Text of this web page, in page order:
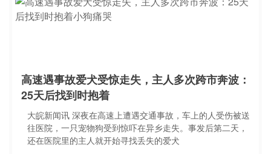
高速遇事故爱犬受惊走失，主人多次跨市奔波：
25天后找到时抱着
大皖新闻讯 深夜在高速上遭遇交通事故，车上的人受伤被送
往医院，一只宠物狗受到惊吓在异乡走失。事发后第二天，
还在医院里的主人就开始寻找丢失的爱犬